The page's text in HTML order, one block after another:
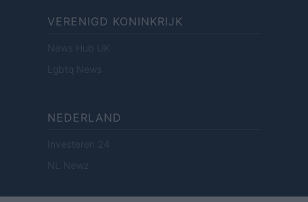
VERENIGD KONINKRIJK
News Hub UK
Lgbtq News
NEDERLAND
Investeren 24
NL Newz